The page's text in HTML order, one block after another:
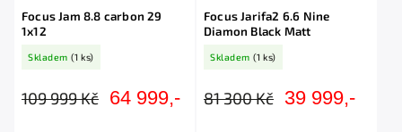
Focus Jam 8.8 carbon 29
1x12
Skladem (1 ks)
109 999 Kč 64 999,-
Focus Jarifa2 6.6 Nine
Diamon Black Matt
Skladem (1 ks)
81 300 Kč 39 999,-